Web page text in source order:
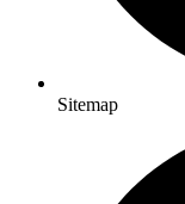
Sitemap